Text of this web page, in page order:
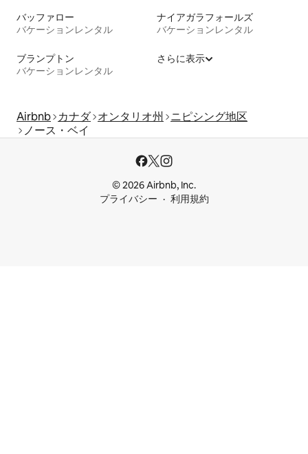
バッファロー
バケーションレンタル
ナイアガラフォールズ
バケーションレンタル
ブランプトン
バケーションレンタル
さらに表示
Airbnb カナダ オンタリオ州
ニピシング地区
ノース・ベイ
© 2026 Airbnb, Inc.
プライバシー
利用規約